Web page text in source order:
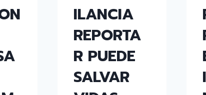
ILANCIA
REPORTA
R PUEDE
SALVAR